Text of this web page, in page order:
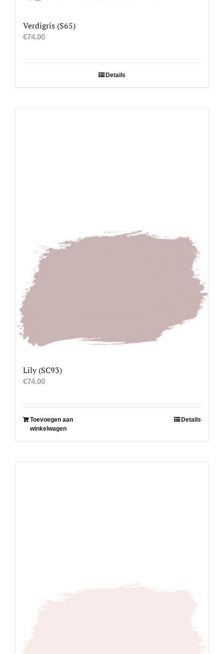
Verdigris (S65)
€74.00
Details
Lily (SC93)
€74.00
Toevoegen aan
winkelwagen
Details